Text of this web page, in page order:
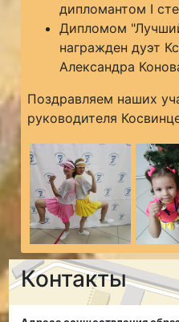
дипломантом I
Дипломом
награжден дуэт
Александра
Поздравляем наших
руководителя
Контакты